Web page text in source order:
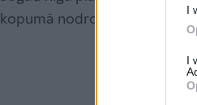
I
I
kopumā nodrošinot līdz 4500